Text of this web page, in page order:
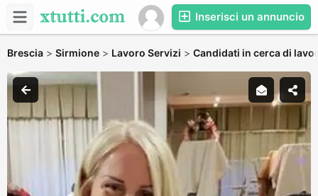
Inserisci un annuncio
Brescia > Sirmione > Lavoro Servizi > Candidati in cerca di